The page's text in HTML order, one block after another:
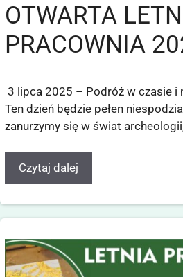
OTWARTA
PRACOWNIA
3 lipca 2025 – Podróż w czasie i
Ten dzień będzie pełen
zanurzymy się w świat
Czytaj dalej